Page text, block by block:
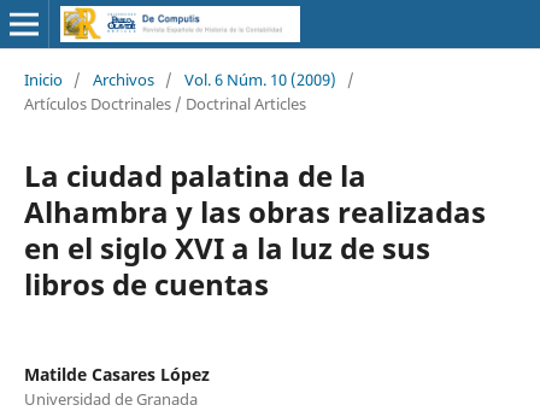
Inicio / Archivos / Vol. 6 Núm. 10 (2009)
/
Artículos Doctrinales / Doctrinal Articles
La ciudad palatina de la
Alhambra y las obras realizadas
en el siglo XVI a la luz de sus
libros de cuentas
Matilde Casares López
Universidad de Granada